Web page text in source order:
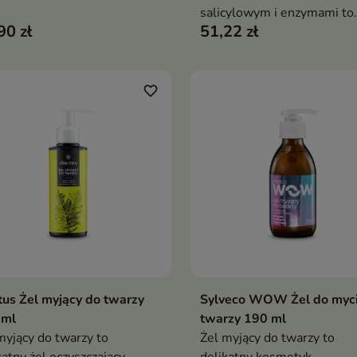
zanieczyszczenia, nawilża
zł
salicylowym i enzymami to
zaawansowany kosmetyk
niedoskonałości i przywraca
cerze świeży, promienny
51,22 zł
Dodaj do koszyka
favorite_border
Żel myjący do twarzy
do twarzy to
Dodaj do
Sylveco WOW Żel do
twarzy 190 ml
Żel myjący do twarzy to